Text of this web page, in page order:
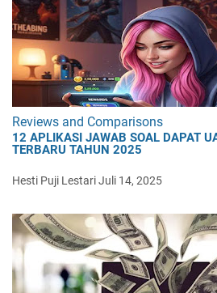
Reviews and Comparisons
12 APLIKASI JAWAB SOAL DAPAT
TERBARU TAHUN 2025
Hesti Puji LestariJuli 14, 2025